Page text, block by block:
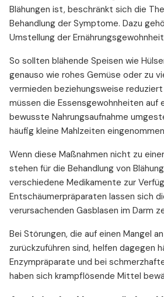
Blähungen ist, beschränkt sich die
Behandlung der Symptome. Dazu
Umstellung der
So sollten blähende Speisen wie
genauso wie rohes Gemüse oder zu
vermieden beziehungsweise
müssen die Essensgewohnheiten auf
bewusste Nahrungsaufnahme
häufig kleine Mahlzeiten
Wenn diese Maßnahmen nicht zu
stehen für die Behandlung von
verschiedene Medikamente zur
Entschäumerpräparaten lassen sich
verursachenden Gasblasen im Darm
Bei Störungen, die auf einen Mangel
zurückzuführen sind, helfen dagegen
Enzympräparate und bei
haben sich krampflösende Mittel